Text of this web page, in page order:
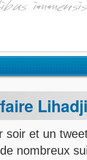
nous sur Facebook
Suivez-nous sur Twitter
Abonnez-
soir et un
nombreux